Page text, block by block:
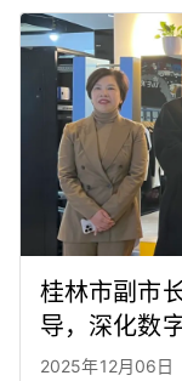
桂林市副市
导，深化数
2025年12月06日